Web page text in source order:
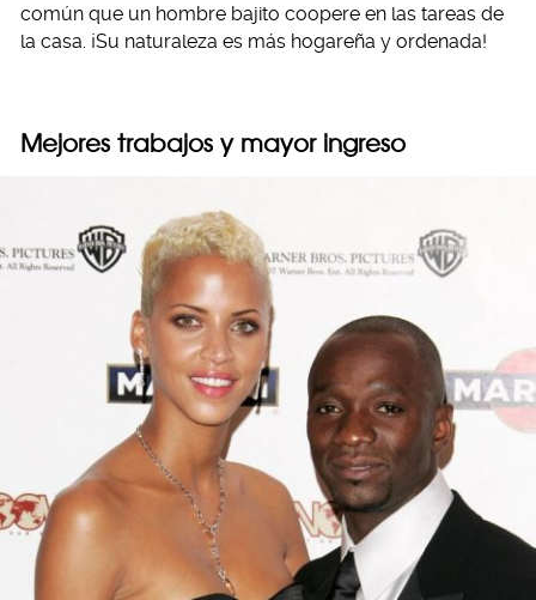
común que un hombre bajito coopere en las tareas de
la casa. ¡Su naturaleza es más hogareña y ordenada!
Mejores trabajos y mayor ingreso